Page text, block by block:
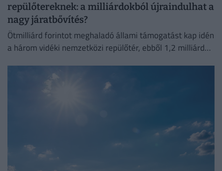
repülőtereknek: a milliárdokból újraindulhat a
nagy járatbővítés?
Ötmilliárd forintot meghaladó állami támogatást kap idén
a három vidéki nemzetközi repülőtér, ebből 1,2 milliárd